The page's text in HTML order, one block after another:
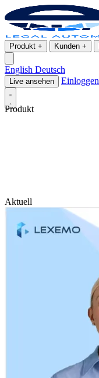
Produkt + Kunden +
English Deutsch
Live ansehen Einloggen
Produkt
Aktuell